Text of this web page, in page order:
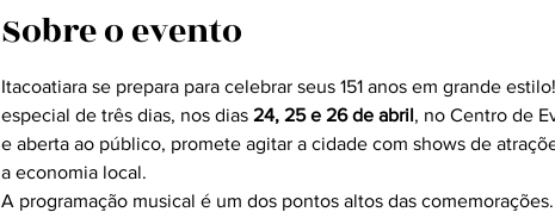
Sobre o evento
Itacoatiara se prepara para celebrar seus 151 anos em grande
especial de três dias, nos dias 24, 25 e 26 de abril, no Centro de
e aberta ao público, promete agitar a cidade com shows de
a economia local.
A programação musical é um dos pontos altos das